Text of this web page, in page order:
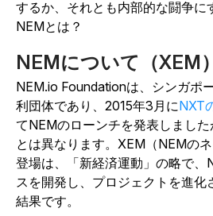
するか、それとも内部的な闘争に
NEMとは？
NEMについて（XEM）
NEM.io Foundationは、シンガポ
利団体であり、2015年3月にNXT
てNEMのローンチを発表しまし
とは異なります。XEM（NEMの
登場は、「新経済運動」の略で、
スを開発し、プロジェクトを進化
結果です。